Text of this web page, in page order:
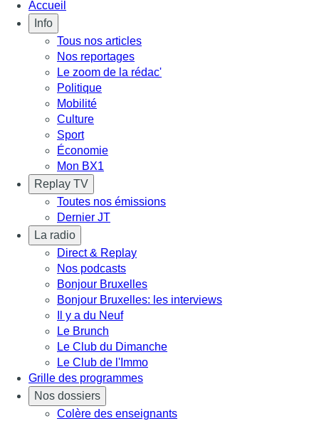
Accueil
Info
Tous nos articles
Nos reportages
Le zoom de la rédac'
Politique
Mobilité
Culture
Sport
Économie
Mon BX1
Replay TV
Toutes nos émissions
Dernier JT
La radio
Direct & Replay
Nos podcasts
Bonjour Bruxelles
Bonjour Bruxelles: les interviews
Il y a du Neuf
Le Brunch
Le Club du Dimanche
Le Club de l'Immo
Grille des programmes
Nos dossiers
Colère des enseignants